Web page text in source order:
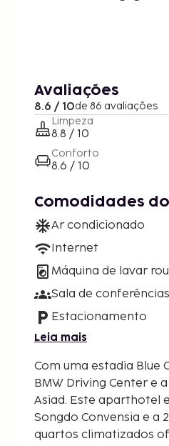
Avaliações
8.6 / 10de 86 avaliações
Limpeza
8.8 / 10
Conforto
8.6 / 10
Comodidades
Ar condicionado
Internet
Máquina de lavar
Sala de conferências
Estacionamento
Leia mais
Com uma estadia Blue
BMW Driving Center e
Asiad. Este aparthotel está a 26 km (16,1 mi) de Centro de Congressos de
Songdo Convensia e a
quartos climatizados